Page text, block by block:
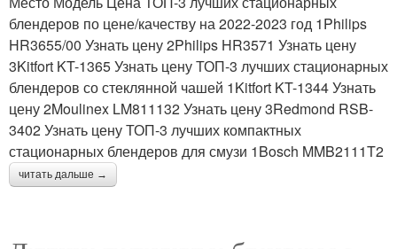
блендеров по цене/качеству на 2022-2023 год 1Philips
HR3655/00 Узнать цену 2Philips HR3571 Узнать цену
3Kitfort KT-1365 Узнать цену ТОП-3 лучших стационарных
блендеров со стеклянной чашей 1Kitfort KT-1344 Узнать
цену 2Moulinex LM811132 Узнать цену 3Redmond RSB-
3402 Узнать цену ТОП-3 лучших компактных
стационарных блендеров для смузи 1Bosch MMB2111T2
читать дальше →